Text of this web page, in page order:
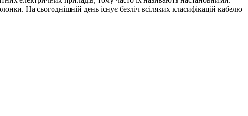
На сьогоднішній день існує безліч всіляких класифікацій кабелю